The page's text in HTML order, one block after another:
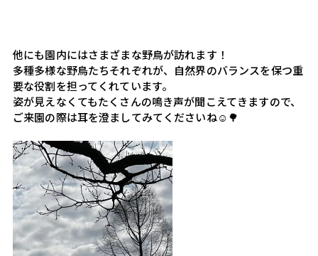
他にも園内にはさまざまな野鳥が訪れます！
多種多様な野鳥たちそれぞれが、自然界のバランスを保つ重
要な役割を担ってくれています。
姿が見えなくてもたくさんの鳴き声が聞こえてきますので、
ご来園の際は耳を澄ましてみてくださいね☺️🌳